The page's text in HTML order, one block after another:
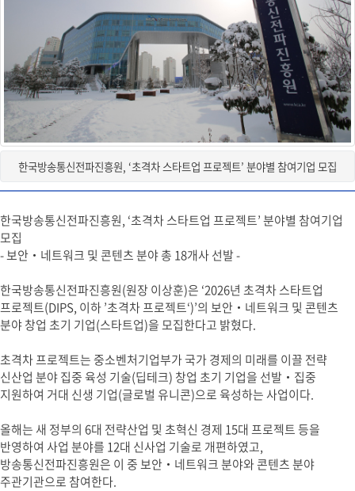
한국방송통신전파진흥원, ‘초격차 스타트업 프로젝트’ 분야별 참여기업 모집
한국방송통신전파진흥원, ‘초격차 스타트업 프로젝트’ 분야별 참여기업
모집
- 보안‧네트워크 및 콘텐츠 분야 총 18개사 선발 -
한국방송통신전파진흥원(원장 이상훈)은 ‘2026년 초격차 스타트업
프로젝트(DIPS, 이하 ’초격차 프로젝트‘)’의 보안‧네트워크 및 콘텐츠
분야 창업 초기 기업(스타트업)을 모집한다고 밝혔다.
초격차 프로젝트는 중소벤처기업부가 국가 경제의 미래를 이끌 전략
신산업 분야 집중 육성 기술(딥테크) 창업 초기 기업을 선발‧집중
지원하여 거대 신생 기업(글로벌 유니콘)으로 육성하는 사업이다.
올해는 새 정부의 6대 전략산업 및 초혁신 경제 15대 프로젝트 등을
반영하여 사업 분야를 12대 신사업 기술로 개편하였고,
방송통신전파진흥원은 이 중 보안‧네트워크 분야와 콘텐츠 분야
주관기관으로 참여한다.